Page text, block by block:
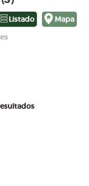
Mapa
Listado